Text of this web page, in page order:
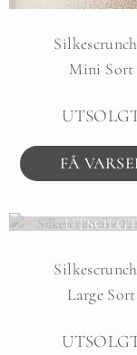
Mini Sort
FÅ
UTSOLGT
Large Sort